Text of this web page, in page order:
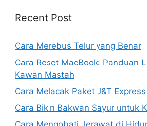
Recent Post
Cara Merebus Telur yang Benar
Cara Reset MacBook: Panduan
Kawan Mastah
Cara Melacak Paket J&T Express
Cara Bikin Bakwan Sayur untuk
Cara Mengobati Jerawat di